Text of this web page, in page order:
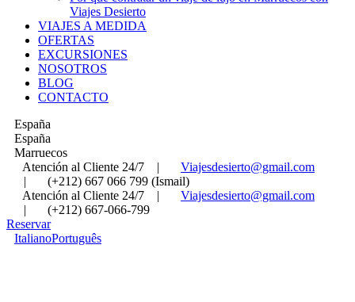
Viajes Desierto
VIAJES A MEDIDA
OFERTAS
EXCURSIONES
NOSOTROS
BLOG
CONTACTO
España
España
Marruecos
Atención al Cliente 24/7
|
Viajesdesierto@gmail.com
|
(+212) 667 066 799 (Ismail)
Atención al Cliente 24/7
|
Viajesdesierto@gmail.com
|
(+212) 667-066-799
Reservar
ItalianoPortuguês